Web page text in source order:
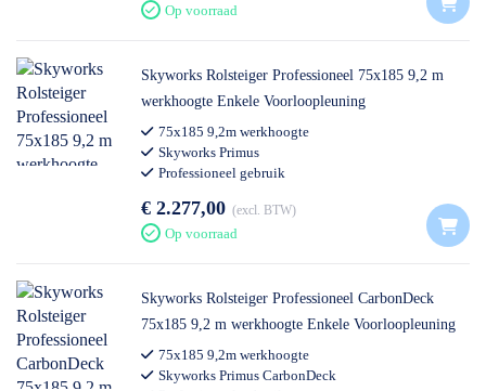
Op voorraad
Skyworks Rolsteiger Professioneel 75x185 9,2 m
werkhoogte Enkele Voorloopleuning
75x185 9,2m werkhoogte
Skyworks Primus
Professioneel gebruik
€ 2.277,00 excl. BTW
Op voorraad
Skyworks Rolsteiger Professioneel CarbonDeck
75x185 9,2 m werkhoogte Enkele Voorloopleuning
75x185 9,2m werkhoogte
Skyworks Primus CarbonDeck